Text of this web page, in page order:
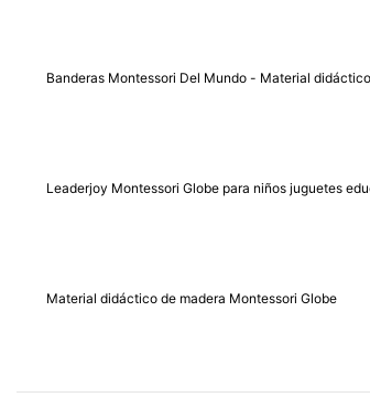
Banderas Montessori Del Mundo - Material
Leaderjoy Montessori Globe para niños juguetes
Material didáctico de madera Montessori Globe